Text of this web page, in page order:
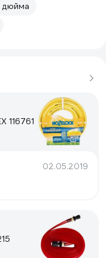
дюйма
116761
02.05.2019